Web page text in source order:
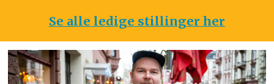
Se alle ledige stillinger her